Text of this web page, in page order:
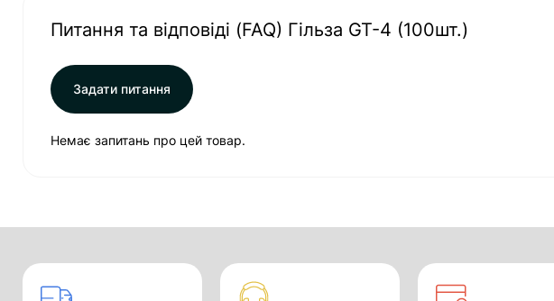
Питання та відповіді (FAQ) Гільза GT-4 (100шт.)
Задати питання
Немає запитань про цей товар.